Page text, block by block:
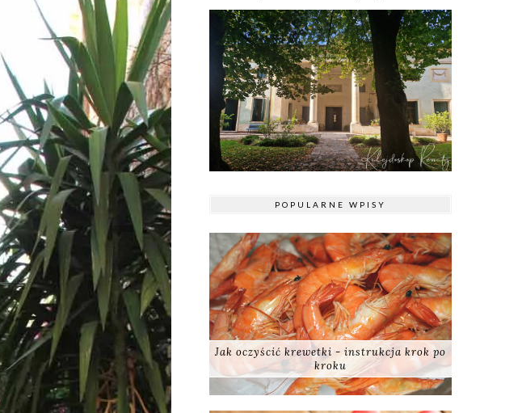
POPULARNE WPISY
Jak oczyścić krewetki - instrukcja krok po
kroku